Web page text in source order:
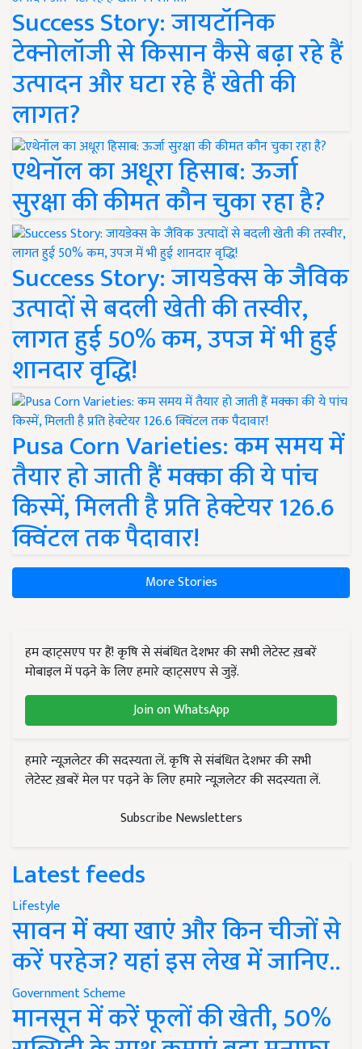
Success Story: जायटॉनिक
टेक्नोलॉजी से किसान कैसे बढ़ा रहे हैं
उत्पादन और घटा रहे हैं खेती की
लागत?
एथेनॉल का अधूरा हिसाब: ऊर्जा
सुरक्षा की कीमत कौन चुका रहा है?
Success Story: जायडेक्स के जैविक
उत्पादों से बदली खेती की तस्वीर,
लागत हुई 50% कम, उपज में भी हुई
शानदार वृद्धि!
Pusa Corn Varieties: कम समय में
तैयार हो जाती हैं मक्का की ये पांच
किस्में, मिलती है प्रति हेक्टेयर 126.6
क्विंटल तक पैदावार!
More Stories
हम व्हाट्सएप पर हैं! कृषि से संबंधित देशभर की सभी लेटेस्ट ख़बरें
मोबाइल में पढ़ने के लिए हमारे व्हाट्सएप से जुड़ें.
Join on WhatsApp
हमारे न्यूज़लेटर की सदस्यता लें. कृषि से संबंधित देशभर की सभी
लेटेस्ट ख़बरें मेल पर पढ़ने के लिए हमारे न्यूज़लेटर की सदस्यता लें.
Subscribe Newsletters
Latest feeds
Lifestyle
सावन में क्या खाएं और किन चीजों से
करें परहेज? यहां इस लेख में जानिए..
Government Scheme
मानसून में करें फूलों की खेती, 50%